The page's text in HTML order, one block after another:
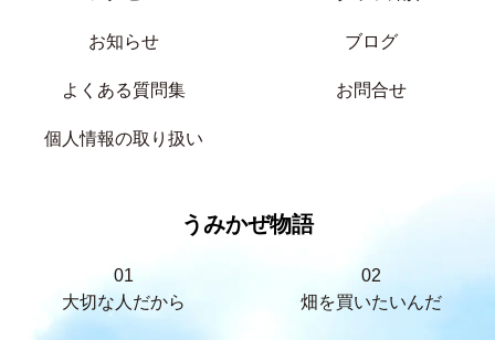
お知らせ ブログ
よくある質問集 お問合せ
個人情報の取り扱い
うみかぜ物語
01
大切な人だから
02
畑を買いたいんだ